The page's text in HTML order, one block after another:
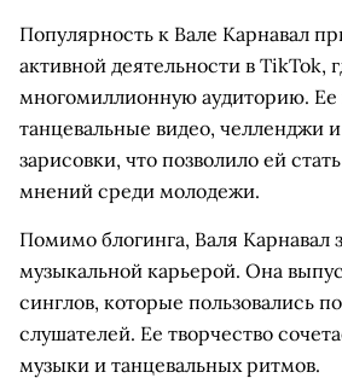
Популярность к Вале Карнавал
активной деятельности в TikTok,
многомиллионную аудиторию. Ее
танцевальные видео, челленджи
зарисовки, что позволило ей
мнений среди молодежи.
Помимо блогинга, Валя Карнавал
музыкальной карьерой. Она
синглов, которые пользовались
слушателей. Ее творчество
музыки и танцевальных ритмов.